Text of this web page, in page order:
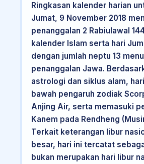
Ringkasan kalender harian
Jumat, 9 November 2018
penanggalan 2 Rabiulawal
kalender Islam serta hari
dengan jumlah neptu 13
penanggalan Jawa.
astrologi dan siklus alam,
bawah pengaruh zodiak
Anjing Air, serta memasuki
Kanem pada Rendheng
Terkait keterangan libur
besar, hari ini tercatat
bukan merupakan hari libur